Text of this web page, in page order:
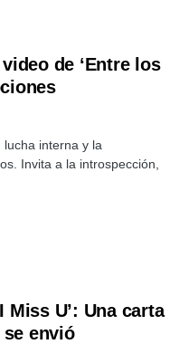
de ‘Entre los
interna y la
Invita a la introspección,
Miss U’: Una carta
envió